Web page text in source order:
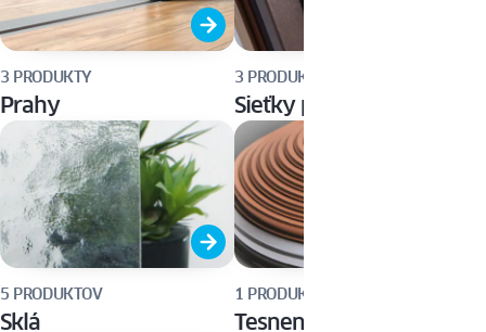
3 PRODUKTY
Prahy
3 PRODUKTY
Sieťky proti hmyzu
5 PRODUKTOV
Sklá
1 PRODUKT
Tesnenia